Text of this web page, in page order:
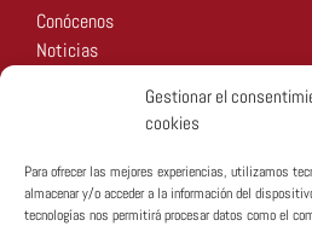
Gestionar el
cookies
Para ofrecer las mejores experiencias, utilizamos
almacenar y/o acceder a la información del
tecnologías nos permitirá procesar datos como el
Conócenos
Noticias